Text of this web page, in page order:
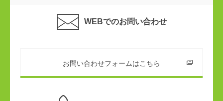
WEBでのお問い合わせ
お問い合わせフォームはこちら